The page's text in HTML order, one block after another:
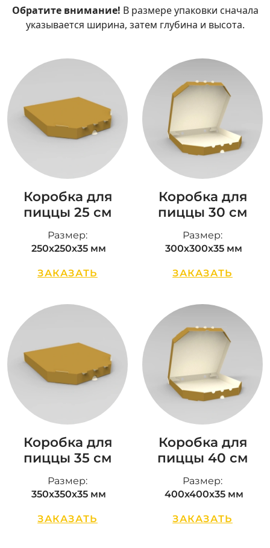
Обратите внимание! В размере упаковки сначала
указывается ширина, затем глубина и высота.
Коробка для
пиццы 25 см
Размер:
250х250х35 мм
ЗАКАЗАТЬ
Коробка для
пиццы 30 см
Размер:
300х300х35 мм
ЗАКАЗАТЬ
Коробка для
пиццы 35 см
Размер:
350х350х35 мм
ЗАКАЗАТЬ
Коробка для
пиццы 40 см
Размер:
400х400х35 мм
ЗАКАЗАТЬ